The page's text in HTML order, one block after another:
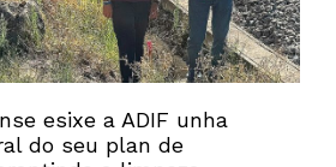
esixe a ADIF unha
do seu plan de